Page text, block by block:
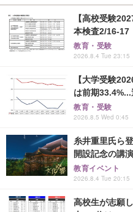
【高校受験
本検査2/16-17
教育・受験
2026.8.4 Tue 23:15
【大学受験
は前期
教育・受験
2026.8.5 Wed 0:45
糸井重里氏ら
開設記念の講
教育イベント
2026.8.4 Tue 20:15
高校生が志願